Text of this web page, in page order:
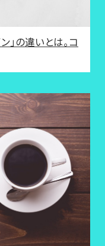
」の違いとは。コ